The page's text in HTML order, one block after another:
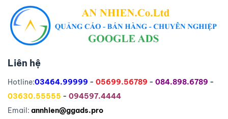
Liên hệ
Hotline:03464.99999 - 05699.56789 - 084.898.6789 -
03630.55555 - 094597.4444
Email: annhien@ggads.pro